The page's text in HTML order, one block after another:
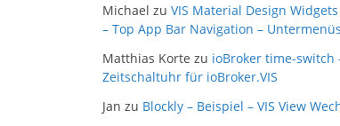
Michael zu VIS Material Design Widgets
– Top App Bar Navigation – Untermenüs
Matthias Korte zu ioBroker time-switch
Zeitschaltuhr für ioBroker.VIS
Jan zu Blockly – Beispiel – VIS View